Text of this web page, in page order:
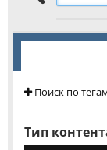
Поиск по
Тип